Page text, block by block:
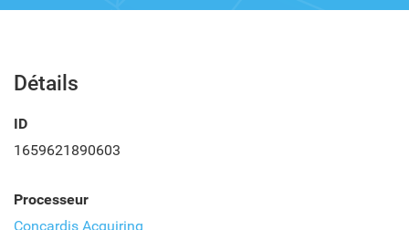
Détails
ID
1659621890603
Processeur
Concardis Acquiring